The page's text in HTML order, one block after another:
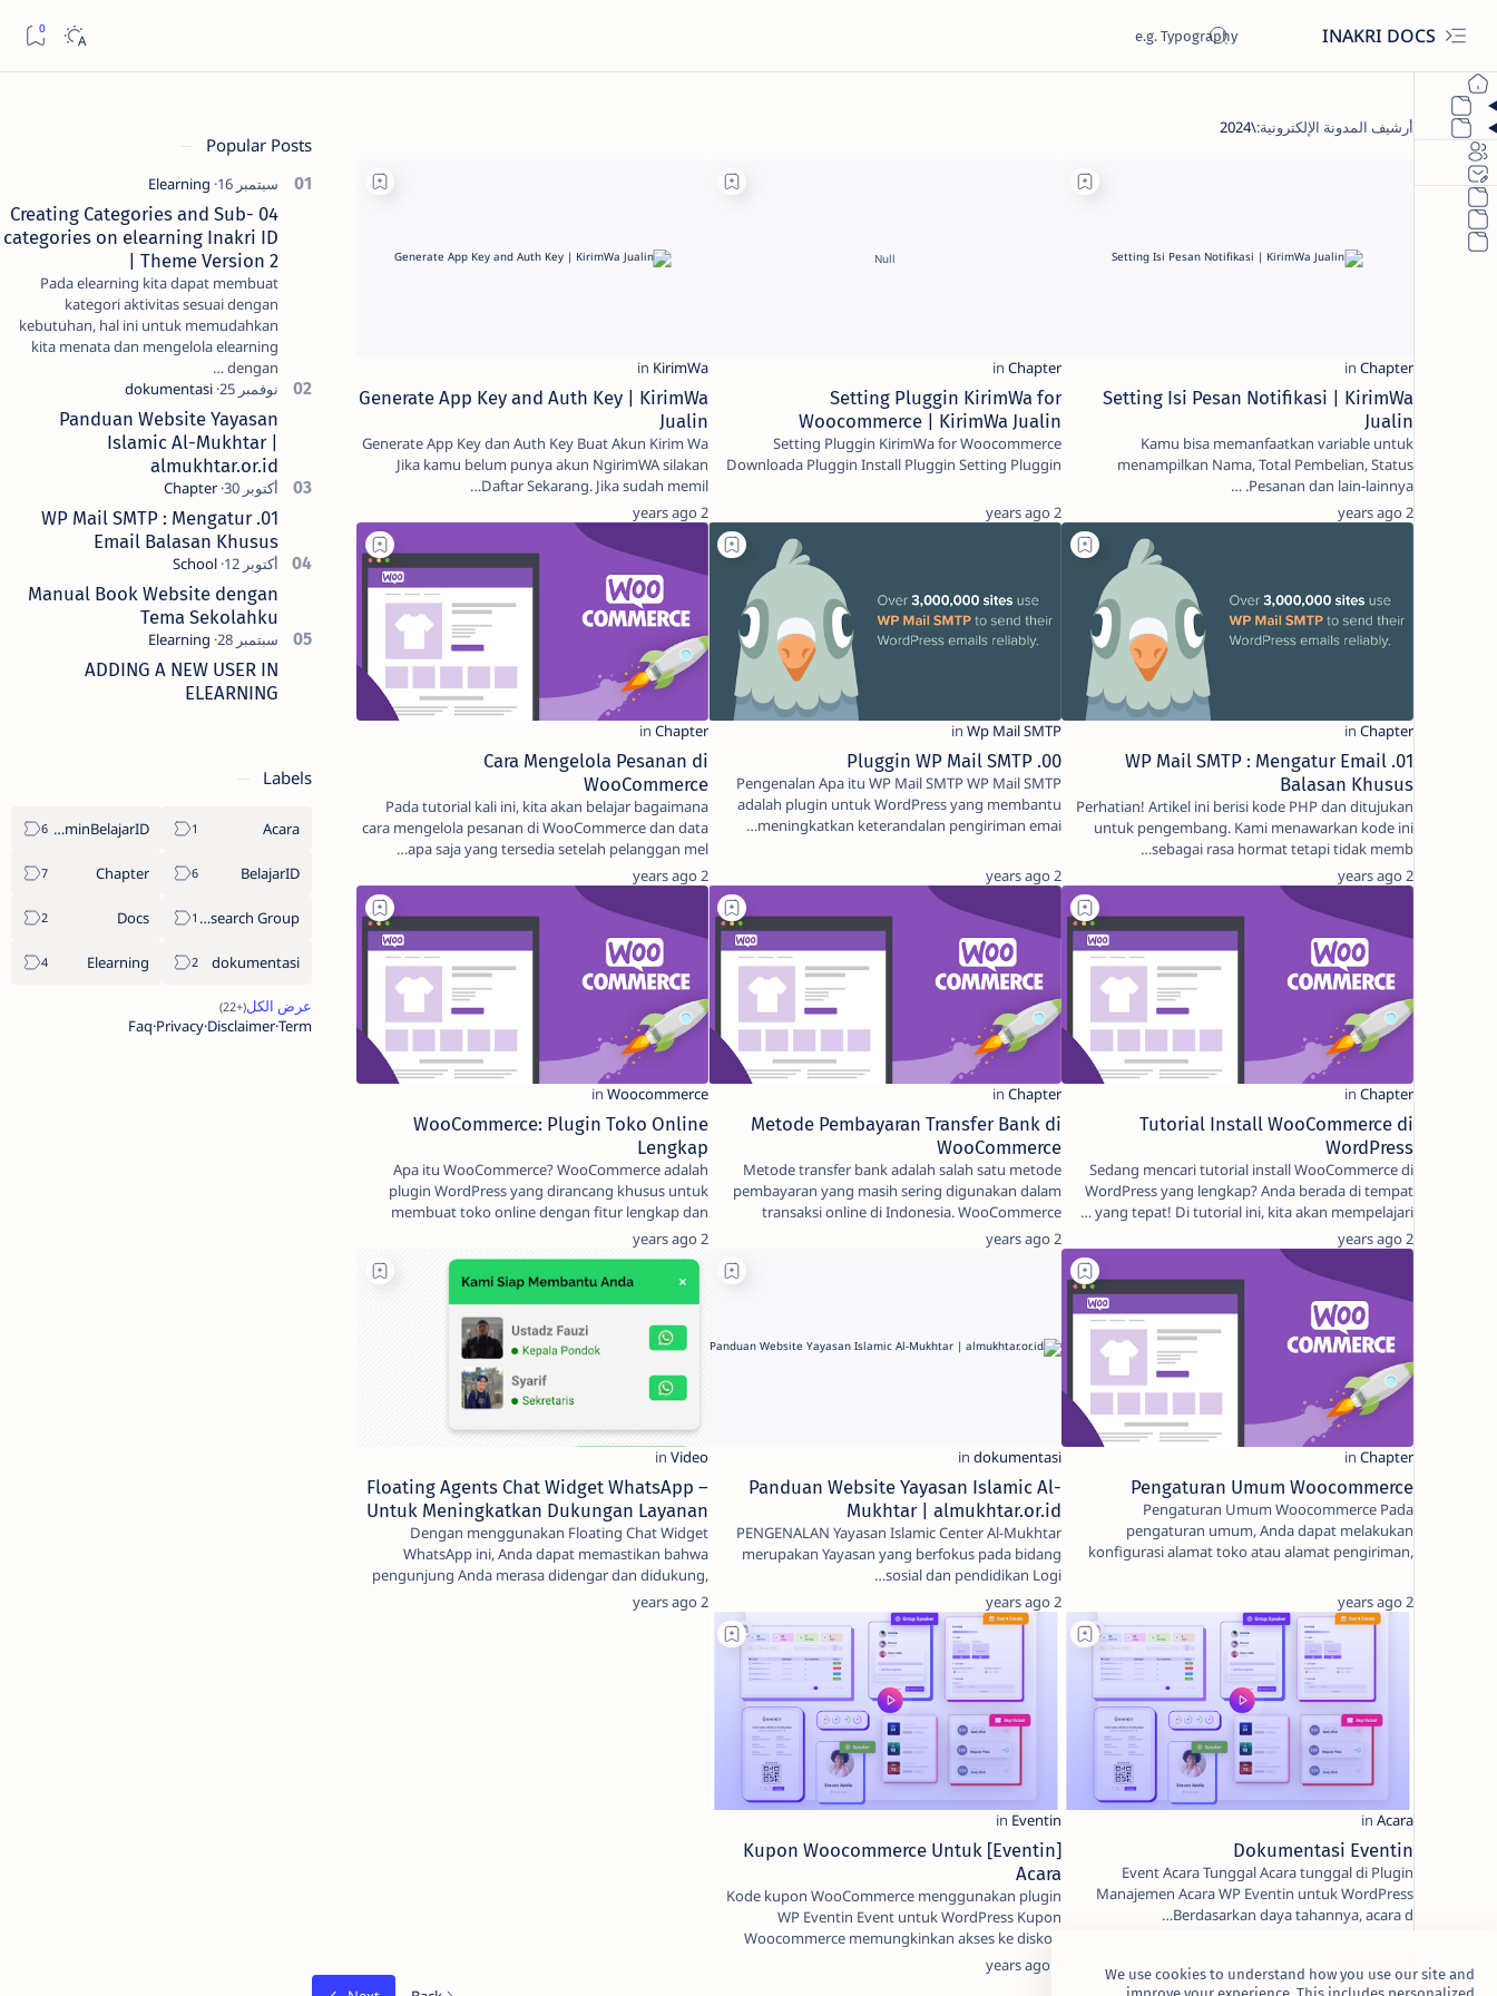
INAKRI DOCS
Setting Isi Pesan Notifikasi | KirimWa
Jualin
Kamu bisa memanfaatkan variable untuk
menampilkan Nama, Total Pembelian, Status
Pesanan dan lain-lainnya. …
2 years ago
Setting Pluggin KirimWa for
Woocommerce | KirimWa Jualin
Setting Pluggin KirimWa for Woocommerce
Downloada Pluggin Install Pluggin Setting Pluggin
2 years ago
Generate App Key and Auth Key | KirimWa
Jualin
Generate App Key dan Auth Key Buat Akun Kirim Wa
Jika kamu belum punya akun NgirimWA silakan
Daftar Sekarang. Jika sudah memil…
2 years ago
01. WP Mail SMTP : Mengatur Email
Balasan Khusus
Perhatian! Artikel ini berisi kode PHP dan ditujukan
untuk pengembang. Kami menawarkan kode ini
sebagai rasa hormat tetapi tidak memb…
2 years ago
00. Pluggin WP Mail SMTP
Pengenalan Apa itu WP Mail SMTP WP Mail SMTP
adalah plugin untuk WordPress yang membantu
meningkatkan keterandalan pengiriman emai…
2 years ago
Cara Mengelola Pesanan di
WooCommerce
Pada tutorial kali ini, kita akan belajar bagaimana
cara mengelola pesanan di WooCommerce dan data
apa saja yang tersedia setelah pelanggan mel…
2 years ago
Tutorial Install WooCommerce di
WordPress
Sedang mencari tutorial install WooCommerce di
WordPress yang lengkap? Anda berada di tempat
yang tepat! Di tutorial ini, kita akan mempelajari …
2 years ago
Metode Pembayaran Transfer Bank di
WooCommerce
Metode transfer bank adalah salah satu metode
pembayaran yang masih sering digunakan dalam
transaksi online di Indonesia. WooCommerce
menyediaka…
2 years ago
WooCommerce: Plugin Toko Online
Lengkap
Apa itu WooCommerce? WooCommerce adalah
plugin WordPress yang dirancang khusus untuk
membuat toko online dengan fitur lengkap dan
mudah digunak…
2 years ago
Pengaturan Umum Woocommerce
Pengaturan Umum Woocommerce Pada
pengaturan umum, Anda dapat melakukan
konfigurasi alamat toko atau alamat pengiriman,
2 years ago
Panduan Website Yayasan Islamic Al-
Mukhtar | almukhtar.or.id
PENGENALAN Yayasan Islamic Center Al-Mukhtar
merupakan Yayasan yang berfokus pada bidang
sosial dan pendidikan Logi…
2 years ago
Floating Agents Chat Widget WhatsApp –
Untuk Meningkatkan Dukungan Layanan
Dengan menggunakan Floating Chat Widget
WhatsApp ini, Anda dapat memastikan bahwa
pengunjung Anda merasa didengar dan didukung,
yang p…
2 years ago
Dokumentasi Eventin
Event Acara Tunggal Acara tunggal di Plugin
Manajemen Acara WP Eventin untuk WordPress
Berdasarkan daya tahannya, acara d…
[Eventin] Kupon Woocommerce Untuk
Acara
Kode kupon WooCommerce menggunakan plugin
WP Eventin Event untuk WordPress Kupon
Woocommerce memungkinkan akses ke diskon
khusus untuk acara …
Popular Posts
04 Creating Categories and Sub-
categories on elearning Inakri ID
| Theme Version 2
Pada elearning kita dapat membuat
kategori aktivitas sesuai dengan
kebutuhan, hal ini untuk memudahkan
kita menata dan mengelola elearning
dengan …
Panduan Website Yayasan
Islamic Al-Mukhtar |
almukhtar.or.id
01. WP Mail SMTP : Mengatur
Email Balasan Khusus
Manual Book Website dengan
Tema Sekolahku
ADDING A NEW USER IN
ELEARNING
Labels
Acara
AdminBelajarID
BelajarID
Chapter
DMF Research Group
Docs
dokumentasi
Elearning
Term
Disclaimer
Privacy
Faq
We use cookies to understand how you use our site and